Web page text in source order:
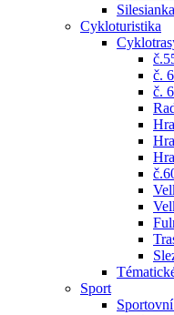
Silesianka
Cykloturistika
č.
č.
Sport